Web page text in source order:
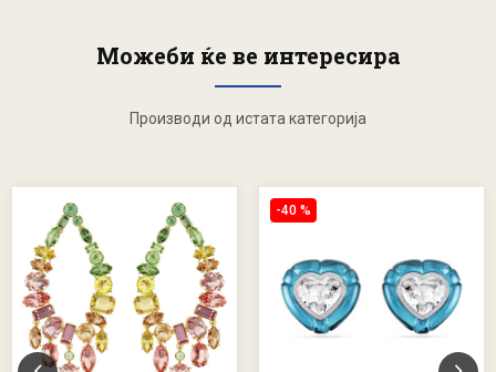
Можеби ќе ве интересира
Производи од истата категорија
-40 %